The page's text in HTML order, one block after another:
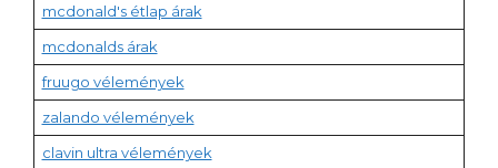
mcdonald's étlap árak
mcdonalds árak
fruugo vélemények
zalando vélemények
clavin ultra vélemények